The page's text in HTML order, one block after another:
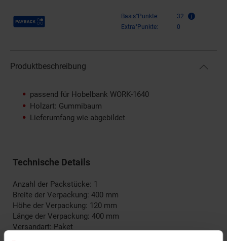
Payback Punkte Basis°Punkte:
32
Extra°Punkte:
0
Produktbeschreibung
passend für Hobelbank WORK-1640
Holzart: Gummibaum
Lieferumfang wie abgebildet
Technische Details
Anzahl der Packstücke: 1
Breite der Verpackung: 400 mm
Höhe der Verpackung: 120 mm
Länge der Verpackung: 400 mm
Versandart: Paket